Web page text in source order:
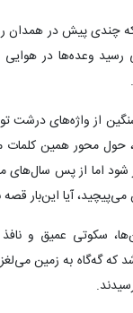
چندی پیش در همدان
وعده‌ها در هوایی
از واژه‌های درشت
حول محور همین کلمات
شود اما از پس
آیا این‌بار قصه
سکوتی عمیق و
که گه‌گاه به زمین